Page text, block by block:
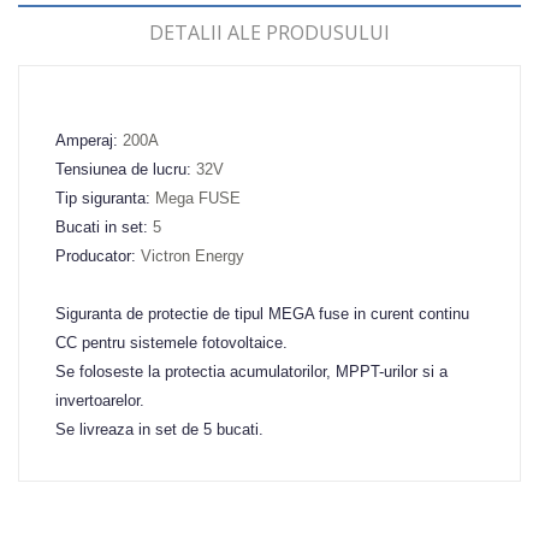
DETALII ALE PRODUSULUI
Amperaj: 200A
Tensiunea de lucru: 32V
Tip siguranta: Mega FUSE
Bucati in set: 5
Producator: Victron Energy
Siguranta de protectie de tipul MEGA fuse in curent continu
CC pentru sistemele fotovoltaice.
Se foloseste la protectia acumulatorilor, MPPT-urilor si a
invertoarelor.
Se livreaza in set de 5 bucati.